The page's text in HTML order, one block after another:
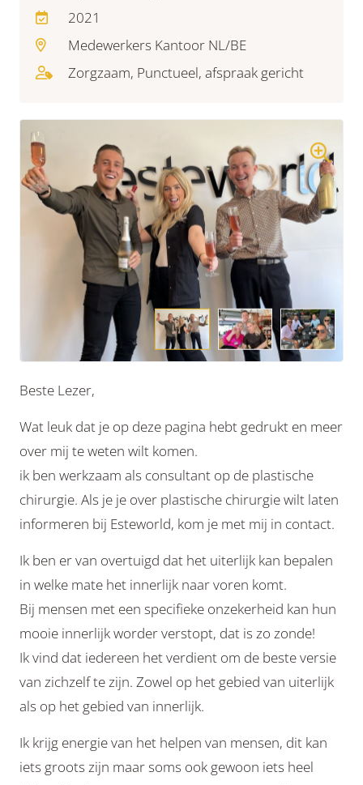
2021
Medewerkers Kantoor NL/BE
Zorgzaam, Punctueel, afspraak gericht
Beste Lezer,
Wat leuk dat je op deze pagina hebt gedrukt en meer
over mij te weten wilt komen.
ik ben werkzaam als consultant op de plastische
chirurgie. Als je je over plastische chirurgie wilt laten
informeren bij Esteworld, kom je met mij in contact.
Ik ben er van overtuigd dat het uiterlijk kan bepalen
in welke mate het innerlijk naar voren komt.
Bij mensen met een specifieke onzekerheid kan hun
mooie innerlijk worder verstopt, dat is zo zonde!
Ik vind dat iedereen het verdient om de beste versie
van zichzelf te zijn. Zowel op het gebied van uiterlijk
als op het gebied van innerlijk.
Ik krijg energie van het helpen van mensen, dit kan
iets groots zijn maar soms ook gewoon iets heel